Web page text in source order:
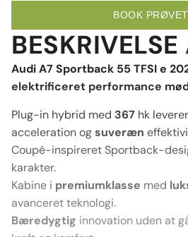
BOOK
Audi A7 Sportback 55 TFSI e
elektrificeret performance
Plug-in hybrid med 367 hk leverer
acceleration ogsuveræn
Coupé-inspireret Sportback-
karakter.
Kabine i premiumklasse med
avanceret teknologi.
Bæredygtig innovation uden at